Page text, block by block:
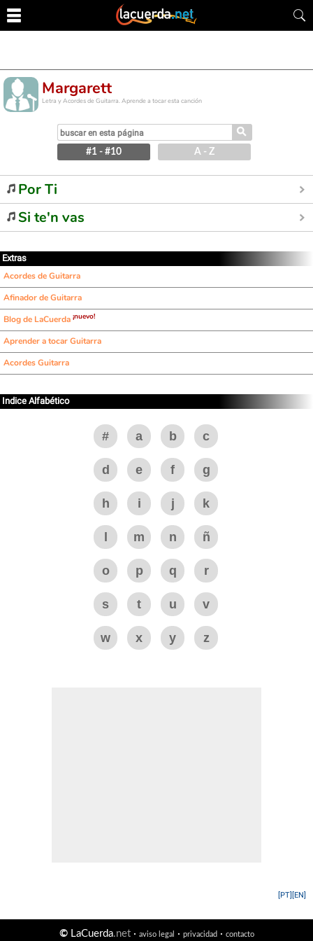
Margarett
Letra y Acordes de Guitarra. Aprende a tocar esta canción
⚲
#1 - #10 A - Z
Por Ti
Si te'n vas
Extras
Acordes de Guitarra
Afinador de Guitarra
Blog de LaCuerda ¡nuevo!
Aprender a tocar Guitarra
Acordes Guitarra
Indice Alfabético
# a b c
d e f g
h i j k
m n ñ
o p q r
s t u v
w x y z
[EN]
[PT]
©LaCuerda.net· aviso legal · privacidad· contacto